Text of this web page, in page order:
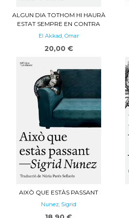
ALGUN DIA TOTHOM HI HAURÀ
ESTAT SEMPRE EN CONTRA
El Akkad, Omar
20,00 €
AIXÒ QUE ESTÀS PASSANT
Nunez, Sigrid